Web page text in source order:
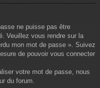
ne puisse pas être
Veuillez vous rendre sur la
mon mot de passe ». Suivez
de pouvoir vous connecter
votre mot de passe, nous
du forum.